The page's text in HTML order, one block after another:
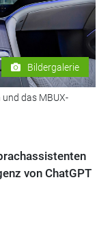
Bildergalerie
das MBUX-
von ChatGPT